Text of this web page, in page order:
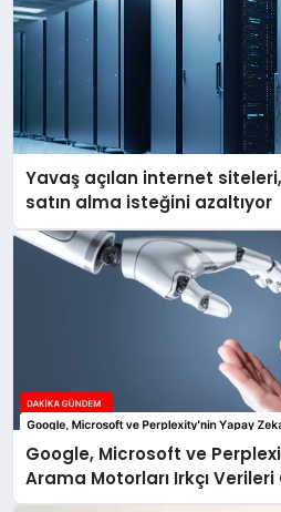
Yavaş açılan internet
satın alma isteğini azaltıyor
Google, Microsoft ve
Arama Motorları Irkçı Verileri